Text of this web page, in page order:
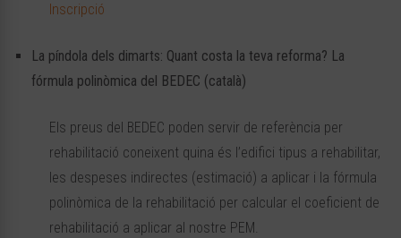
Inscripció
La píndola dels dimarts: Quant costa la teva reforma? La
fórmula polinòmica del BEDEC (català)
Els preus del BEDEC poden servir de referència per
rehabilitació coneixent quina és l’edifici tipus a rehabilitar,
les despeses indirectes (estimació) a aplicar i la fórmula
polinòmica de la rehabilitació per calcular el coeficient de
rehabilitació a aplicar al nostre PEM.